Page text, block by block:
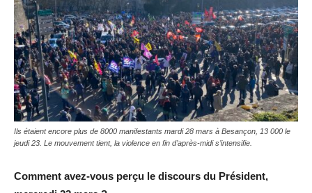
Ils étaient encore plus de 8000 manifestants mardi 28 mars à Besançon, 13 000 le
jeudi 23. Le mouvement tient, la violence en fin d’après-midi s’intensifie.
Comment avez-vous perçu le discours du Président,